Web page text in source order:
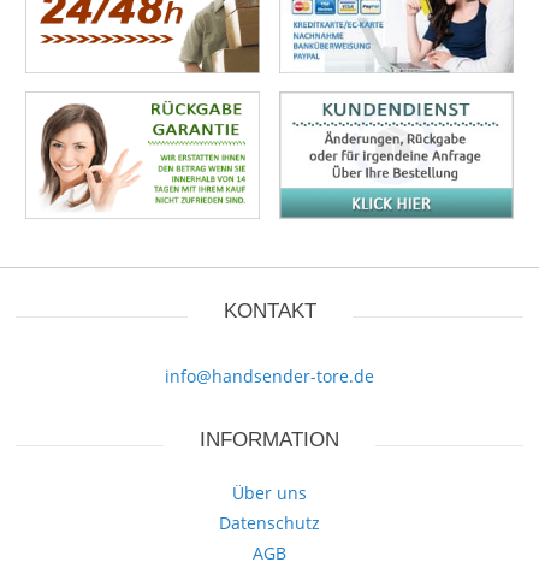
KONTAKT
info@handsender-tore.de
INFORMATION
Über uns
Datenschutz
AGB